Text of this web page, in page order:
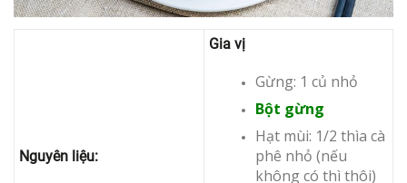
Nguyên liệu:
Gia vị
Gừng: 1 củ nhỏ
Bột gừng
Hạt mùi: 1/2 thìa cà
phê nhỏ (nếu
không có thì thôi)